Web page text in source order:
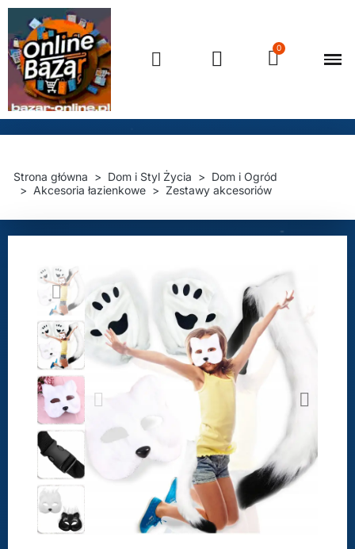
Strona główna Dom i Styl Życia
Dom i Ogród
Akcesoria łazienkowe
Zestawy akcesoriów